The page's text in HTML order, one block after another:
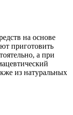
на основе
приготовить
а при
из натуральных